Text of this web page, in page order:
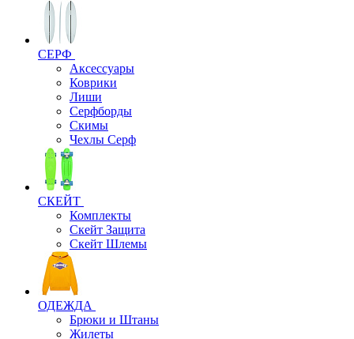
СЕРФ
Аксессуары
Коврики
Лиши
Серфборды
Скимы
Чехлы Cерф
СКЕЙТ
Комплекты
Скейт Защита
Скейт Шлемы
ОДЕЖДА
Брюки и Штаны
Жилеты